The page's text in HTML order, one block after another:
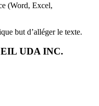
(Word, Excel,
but d’alléger le texte.
UDA INC.